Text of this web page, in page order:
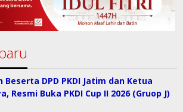
DPD PKDI Jatim dan Ketua
Resmi Buka PKDI Cup II 2026 (Gruop J)